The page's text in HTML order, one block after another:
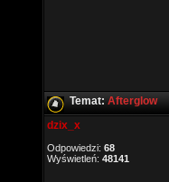
Temat: Afterglow
dzix_x
Odpowiedzi: 68
Wyświetleń: 48141